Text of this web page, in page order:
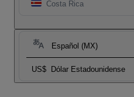
Costa Rica
Español (MX)
US$ Dólar Estadounidense